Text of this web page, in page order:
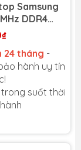
Samsung
DDR4
24 tháng -
hành uy tín
trong suốt thời